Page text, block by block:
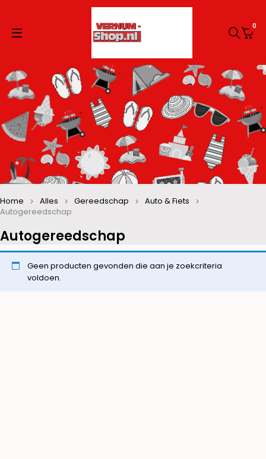
0
Autogereedschap
Home Alles Gereedschap
Auto & Fiets
Autogereedschap
Geen producten gevonden die aan je zoekcriteria
voldoen.